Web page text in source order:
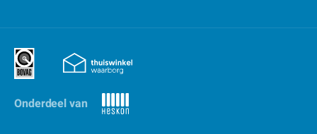
Onderdeel van